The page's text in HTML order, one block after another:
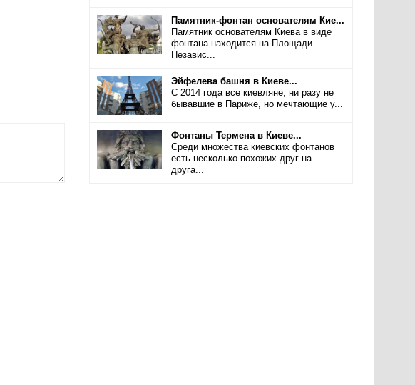
Памятник-фонтан основателям Кие...
Памятник основателям Киева в виде
фонтана находится на Площади
Независ...
Эйфелева башня в Киеве...
С 2014 года все киевляне, ни разу не
бывавшие в Париже, но мечтающие у...
Фонтаны Термена в Киеве...
Среди множества киевских фонтанов
есть несколько похожих друг на
друга...